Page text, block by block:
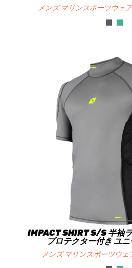
メンズ マリンスポーツウェ
IMPACT SHIRT S/S 半袖
プロテクター付き ユ
メンズ マリンスポーツウ